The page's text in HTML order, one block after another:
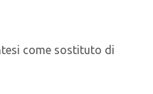
come sostituto di